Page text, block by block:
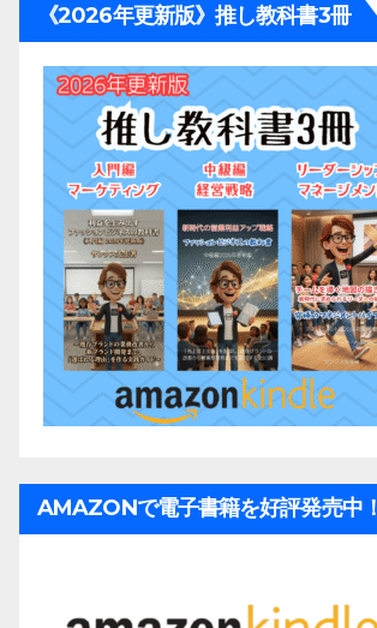
《2026年更新版》推し教科書3冊
AMAZONで電子書籍を好評発売中！